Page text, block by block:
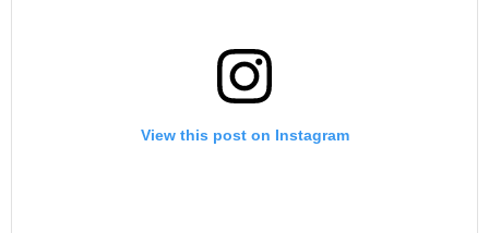
View this post on Instagram